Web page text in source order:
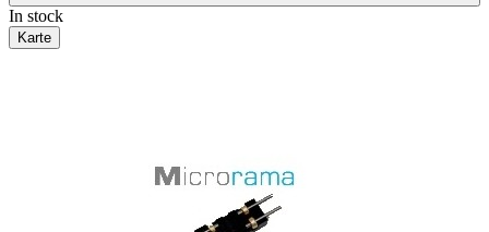
In stock
Karte